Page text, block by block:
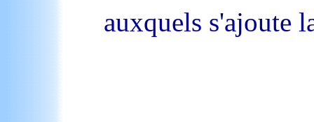
auxquels s'ajoute